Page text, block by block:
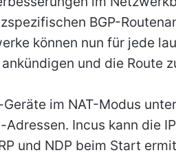
BGP-
können nun für jede
ankündigen und die Route
Geräte im NAT-Modus
Adressen. Incus kann die
und NDP beim Start